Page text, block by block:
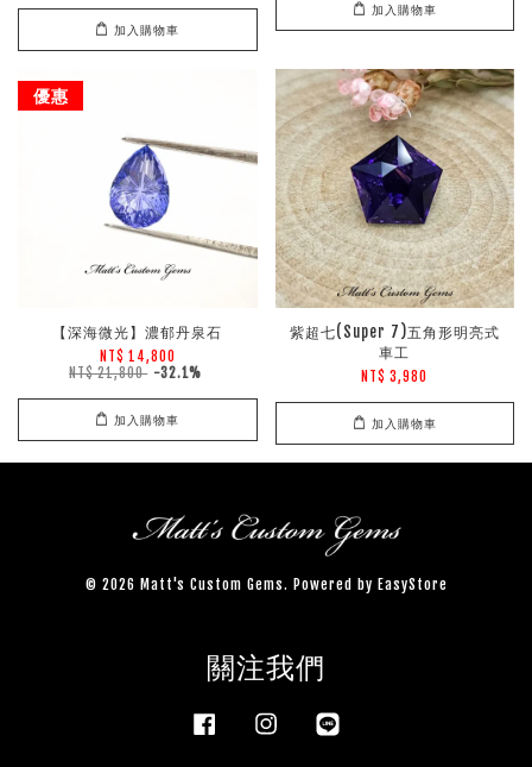
加入購物車
加入購物車
優惠
【深海微光】濃郁丹泉石
NT$ 14,800
NT$ 21,800 -32.1%
加入購物車
紫超七(Super 7)五角形明亮式
車工
NT$ 3,980
加入購物車
© 2026 Matt's Custom Gems. Powered by EasyStore
關注我們
Facebook Instagram